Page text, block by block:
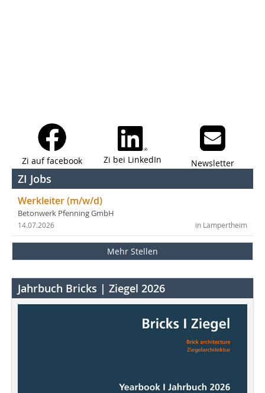
Zi auf facebook Zi bei LinkedIn Newsletter
ZI Jobs
Werkleiter (m/w/d)
Betonwerk Pfenning GmbH
in Lampertheim
14.07.2026
Mehr Stellen
Jahrbuch Bricks | Ziegel 2026